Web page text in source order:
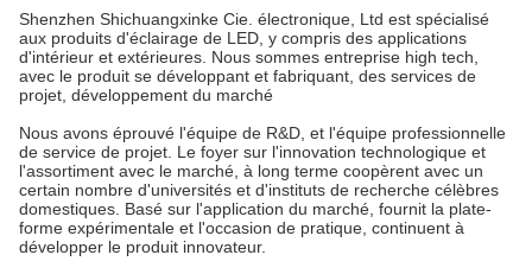
Shenzhen Shichuangxinke Cie. électronique, Ltd est spécialisé
aux produits d'éclairage de LED, y compris des applications
d'intérieur et extérieures. Nous sommes entreprise high tech,
avec le produit se développant et fabriquant, des services de
projet, développement du marché
Nous avons éprouvé l'équipe de R&D, et l'équipe professionnelle
de service de projet. Le foyer sur l'innovation technologique et
l'assortiment avec le marché, à long terme coopèrent avec un
certain nombre d'universités et d'instituts de recherche célèbres
domestiques. Basé sur l'application du marché, fournit la plate-
forme expérimentale et l'occasion de pratique, continuent à
développer le produit innovateur.